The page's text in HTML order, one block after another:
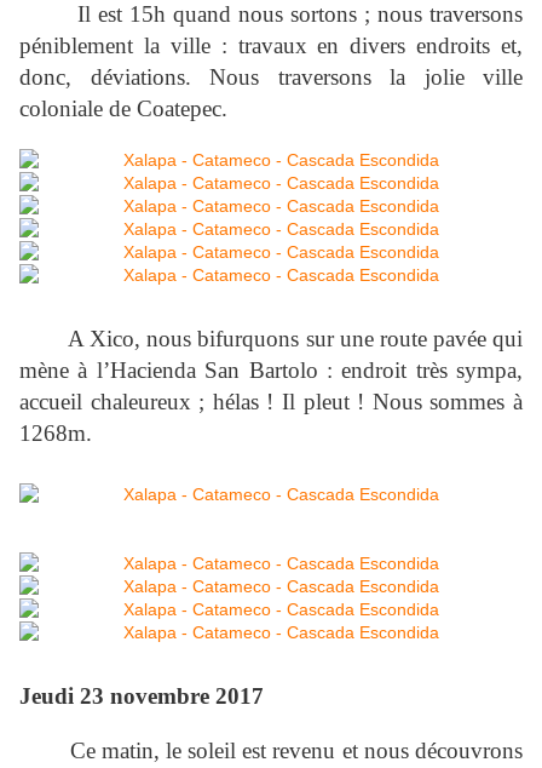
Il est 15h quand nous sortons ; nous traversons
péniblement la ville : travaux en divers endroits et,
donc, déviations. Nous traversons la jolie ville
coloniale de Coatepec.
A Xico, nous bifurquons sur une route pavée qui
mène à l’Hacienda San Bartolo : endroit très sympa,
accueil chaleureux ; hélas ! Il pleut ! Nous sommes à
1268m.
Jeudi 23 novembre 2017
Ce matin, le soleil est revenu et nous découvrons